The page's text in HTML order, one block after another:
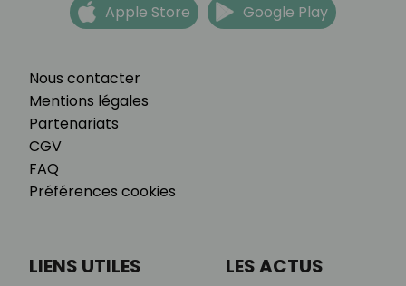
Nous contacter
Mentions légales
Partenariats
CGV
FAQ
Préférences cookies
Apple Store Google Play
LIENS UTILES LES ACTUS